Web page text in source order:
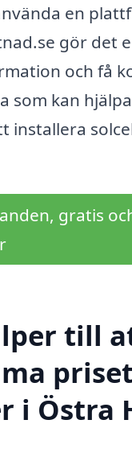
en
gör det
och få
som kan
installera
gratis
till
i Östra